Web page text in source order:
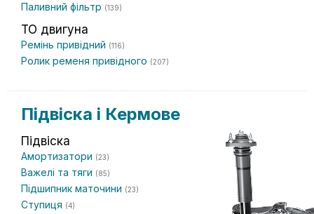
Паливний фільтр (139)
ТО двигуна
Ремінь привідний (116)
Ролик ременя привідного (207)
Підвіска і Кермове
Підвіска
Амортизатори (23)
Важелі та тяги (85)
Підшипник маточини (23)
Ступиця (4)